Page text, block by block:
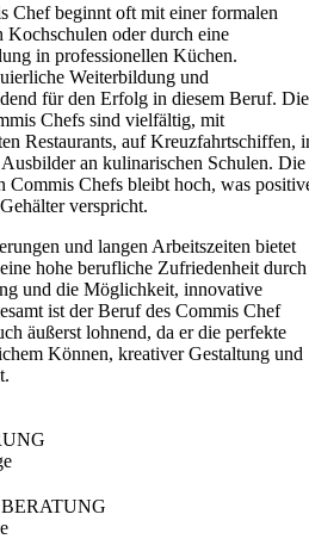
Chef beginnt oft mit einer formalen
oder durch eine
in professionellen Küchen.
Weiterbildung und
für den Erfolg in diesem Beruf. Die
Chefs sind vielfältig, mit
Restaurants, auf Kreuzfahrtschiffen,
Ausbilder an kulinarischen Schulen. Die
Commis Chefs bleibt hoch, was
verspricht.
und langen Arbeitszeiten bietet
hohe berufliche Zufriedenheit durch
und die Möglichkeit, innovative
ist der Beruf des Commis Chef
äußerst lohnend, da er die perfekte
Können, kreativer Gestaltung und